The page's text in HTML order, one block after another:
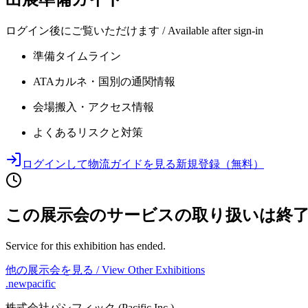
ログイン後にご覧いただけます / Available after sign-in
準備タイムライン
ATAカルネ・国別の通関情報
会場搬入・アクセス情報
よくあるリスクと対策
ログインして物流ガイドを見る新規登録（無料）
この展示会のサービスの取り扱いは終
Service for this exhibition has ended.
他の展示会を見る / View Other Exhibitions
.newpacific